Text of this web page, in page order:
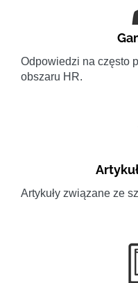
Odpowiedzi na często
obszaru HR.
Artykuły związane ze